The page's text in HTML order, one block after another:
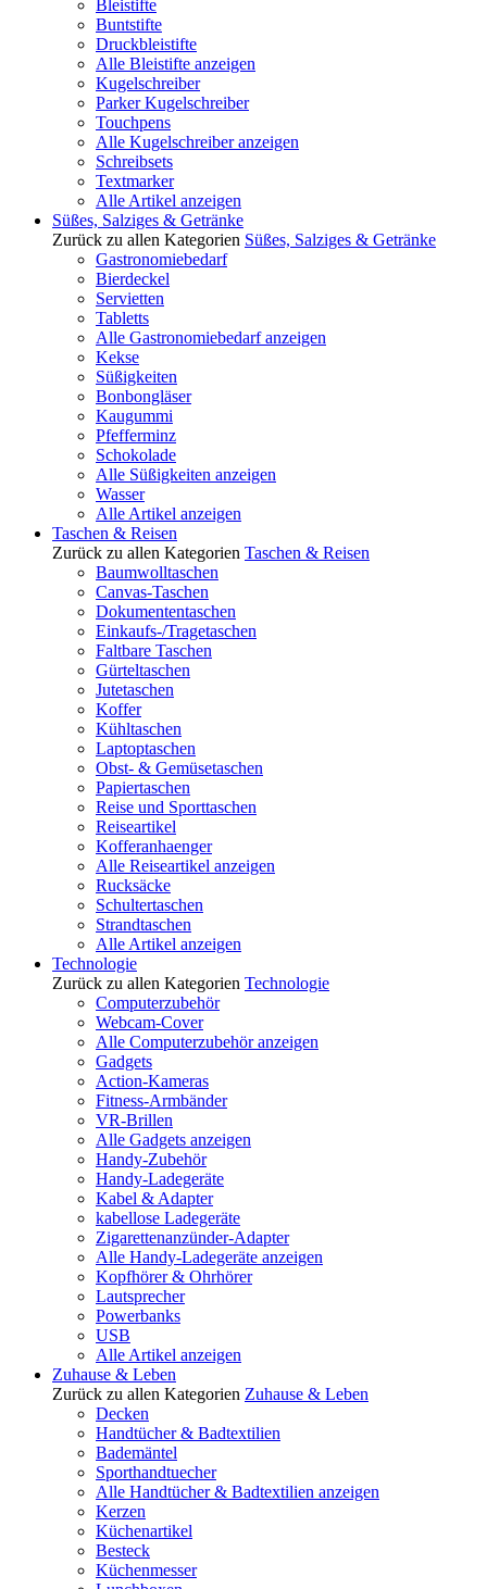
Bleistifte
Buntstifte
Druckbleistifte
Alle Bleistifte anzeigen
Kugelschreiber
Parker Kugelschreiber
Touchpens
Alle Kugelschreiber anzeigen
Schreibsets
Textmarker
Alle Artikel anzeigen
Süßes, Salziges & Getränke
Zurück zu allen Kategorien Süßes, Salziges & Getränke
Gastronomiebedarf
Bierdeckel
Servietten
Tabletts
Alle Gastronomiebedarf anzeigen
Kekse
Süßigkeiten
Bonbongläser
Kaugummi
Pfefferminz
Schokolade
Alle Süßigkeiten anzeigen
Wasser
Alle Artikel anzeigen
Taschen & Reisen
Zurück zu allen Kategorien Taschen & Reisen
Baumwolltaschen
Canvas-Taschen
Dokumententaschen
Einkaufs-/Tragetaschen
Faltbare Taschen
Gürteltaschen
Jutetaschen
Koffer
Kühltaschen
Laptoptaschen
Obst- & Gemüsetaschen
Papiertaschen
Reise und Sporttaschen
Reiseartikel
Kofferanhaenger
Alle Reiseartikel anzeigen
Rucksäcke
Schultertaschen
Strandtaschen
Alle Artikel anzeigen
Technologie
Zurück zu allen Kategorien Technologie
Computerzubehör
Webcam-Cover
Alle Computerzubehör anzeigen
Gadgets
Action-Kameras
Fitness-Armbänder
VR-Brillen
Alle Gadgets anzeigen
Handy-Zubehör
Handy-Ladegeräte
Kabel & Adapter
kabellose Ladegeräte
Zigarettenanzünder-Adapter
Alle Handy-Ladegeräte anzeigen
Kopfhörer & Ohrhörer
Lautsprecher
Powerbanks
USB
Alle Artikel anzeigen
Zuhause & Leben
Zurück zu allen Kategorien Zuhause & Leben
Decken
Handtücher & Badtextilien
Bademäntel
Sporthandtuecher
Alle Handtücher & Badtextilien anzeigen
Kerzen
Küchenartikel
Besteck
Küchenmesser